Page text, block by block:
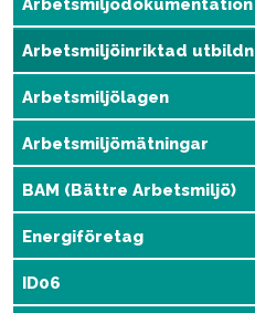
Arbetsmiljödokumentation
Arbetsmiljöinriktad
Arbetsmiljölagen
Arbetsmiljömätningar
BAM (Bättre Arbetsmiljö)
Energiföretag
ID06